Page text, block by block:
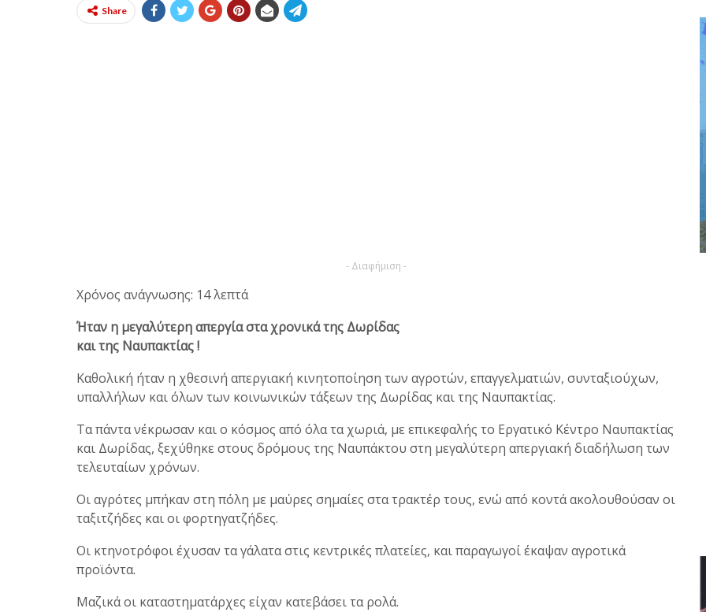
Share
- Διαφήμιση -
Χρόνος ανάγνωσης: 14 λεπτά
Ήταν η μεγαλύτερη απεργία στα χρονικά της Δωρίδας
και της Ναυπακτίας !
Καθολική ήταν η χθεσινή απεργιακή κινητοποίηση των αγροτών, επαγγελματιών, συνταξιούχων,
υπαλλήλων και όλων των κοινωνικών τάξεων της Δωρίδας και της Ναυπακτίας.
Τα πάντα νέκρωσαν και ο κόσμος από όλα τα χωριά, με επικεφαλής το Εργατικό Κέντρο Ναυπακτίας
και Δωρίδας, ξεχύθηκε στους δρόμους της Ναυπάκτου στη μεγαλύτερη απεργιακή διαδήλωση των
τελευταίων χρόνων.
Οι αγρότες μπήκαν στη πόλη με μαύρες σημαίες στα τρακτέρ τους, ενώ από κοντά ακολουθούσαν οι
ταξιτζήδες και οι φορτηγατζήδες.
Οι κτηνοτρόφοι έχυσαν τα γάλατα στις κεντρικές πλατείες, και παραγωγοί έκαψαν αγροτικά
προϊόντα.
Μαζικά οι καταστηματάρχες είχαν κατεβάσει τα ρολά.